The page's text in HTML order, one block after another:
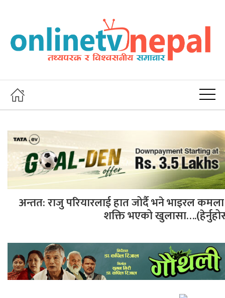
अन्तत: राजु परियारलाई हात जोर्दै भने भाइरल
शक्ति भएको